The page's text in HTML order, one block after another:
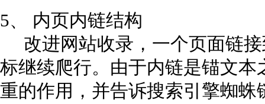
5、 内页内链结构
改进网站收录，一个页面链接
标继续爬行。由于内链是锚文
重的作用，并告诉搜索引擎蜘